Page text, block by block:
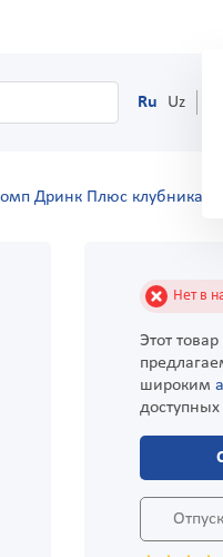
Ru Uz
Дринк Плюс клубника
Нет в
Этот
широким
доступных